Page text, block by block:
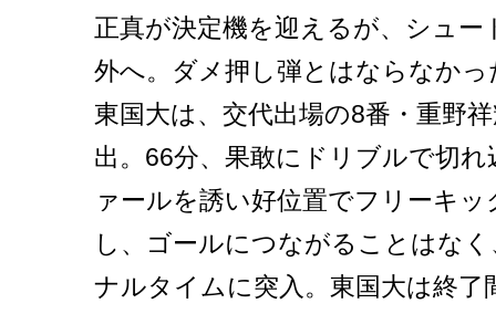
正真が決定機を迎えるが、シュ
外へ。ダメ押し弾とはならなか
東国大は、交代出場の8番・重野
出。66分、果敢にドリブルで切
ァールを誘い好位置でフリーキ
し、ゴールにつながることはな
ナルタイムに突入。東国大は終了